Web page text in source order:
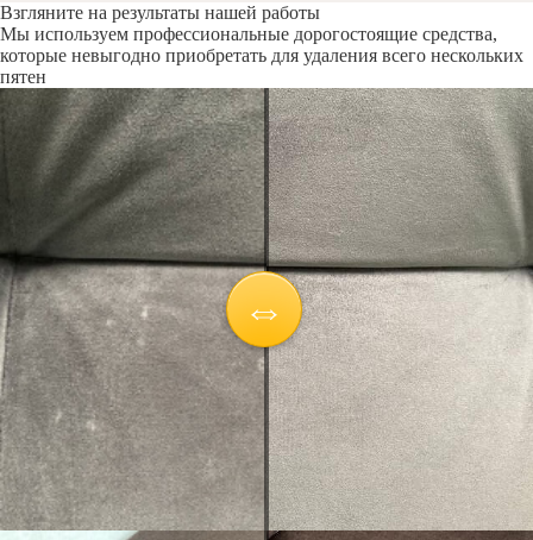
Взгляните на результаты нашей работы
Мы используем профессиональные дорогостоящие средства,
которые невыгодно приобретать для удаления всего нескольких
пятен